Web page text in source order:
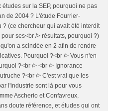
études sur la SEP, pourquoi ne pas
de 2004 ? L'étude Fourrier-
? (ce chercheur qui avait été interdit
ses<br /> résultats, pourquoi ?)
a scindée en 2 afin de rendre
Pourquoi ?<br /> Vous n'en
?<br /> <br /> Ignorance
?<br /> C'est vrai que les
l'industrie sont là pour vous
Ascherio et Confavreux,
doute référence, et études qui ont